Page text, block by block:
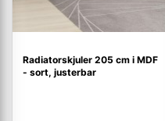
Radiatorskjuler 205 cm i MDF
- sort, justerbar